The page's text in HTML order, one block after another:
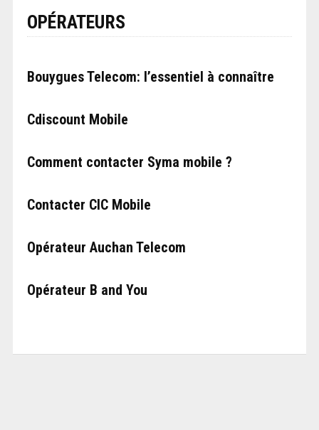
OPÉRATEURS
Bouygues Telecom: l’essentiel à connaître
Cdiscount Mobile
Comment contacter Syma mobile ?
Contacter CIC Mobile
Opérateur Auchan Telecom
Opérateur B and You